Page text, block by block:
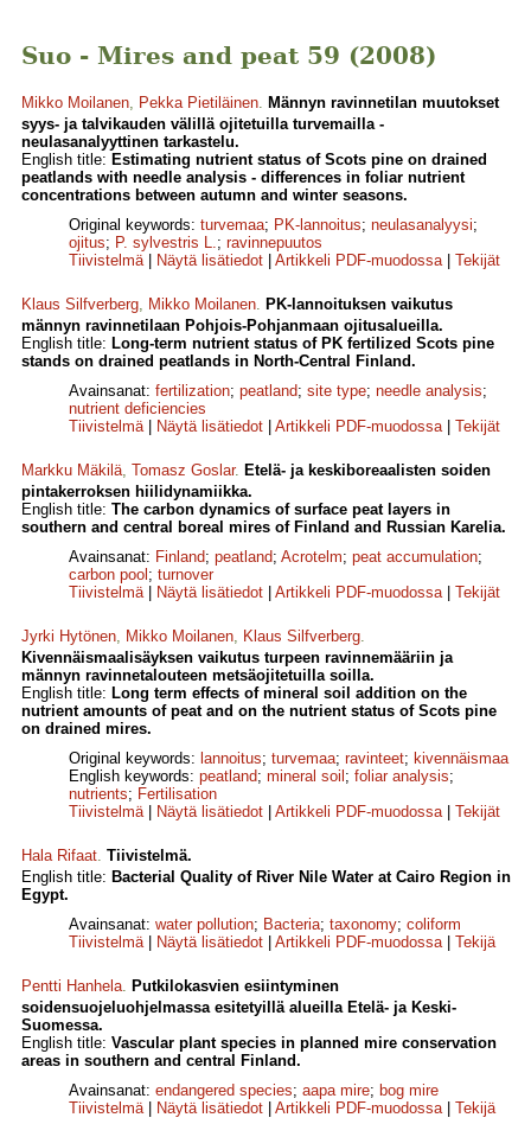
Suo - Mires and peat 59 (2008)
Mikko Moilanen, Pekka Pietiläinen. Männyn ravinnetilan muutokset
syys- ja talvikauden välillä ojitetuilla turvemailla -
neulasanalyyttinen tarkastelu.
English title: Estimating nutrient status of Scots pine on drained
peatlands with needle analysis - differences in foliar nutrient
concentrations between autumn and winter seasons.
Original keywords: turvemaa; PK-lannoitus; neulasanalyysi;
ojitus; P. sylvestris L.; ravinnepuutos
Tiivistelmä| Näytä lisätiedot Artikkeli PDF-muodossa| Tekijät
Klaus Silfverberg, Mikko Moilanen. PK-lannoituksen vaikutus
männyn ravinnetilaan Pohjois-Pohjanmaan ojitusalueilla.
English title: Long-term nutrient status of PK fertilized Scots pine
stands on drained peatlands in North-Central Finland.
Avainsanat: fertilization; peatland; site type; needle analysis;
nutrient deficiencies
Tiivistelmä| Näytä lisätiedot Artikkeli PDF-muodossa| Tekijät
Markku Mäkilä, Tomasz Goslar. Etelä- ja keskiboreaalisten soiden
pintakerroksen hiilidynamiikka.
English title: The carbon dynamics of surface peat layers in
southern and central boreal mires of Finland and Russian Karelia.
Avainsanat: Finland; peatland; Acrotelm; peat accumulation;
carbon pool ; turnover
Tiivistelmä| Näytä lisätiedot Artikkeli PDF-muodossa| Tekijät
Jyrki Hytönen, Mikko Moilanen, Klaus Silfverberg.
Kivennäismaalisäyksen vaikutus turpeen ravinnemääriin ja
männyn ravinnetalouteen metsäojitetuilla soilla.
English title: Long term effects of mineral soil addition on the
nutrient amounts of peat and on the nutrient status of Scots pine
on drained mires.
Original keywords: lannoitus; turvemaa; ravinteet; kivennäismaa
English keywords: peatland; mineral soil ; foliar analysis;
nutrients; Fertilisation
Tiivistelmä| Näytä lisätiedot Artikkeli PDF-muodossa| Tekijät
Hala Rifaat. Tiivistelmä.
English title: Bacterial Quality of River Nile Water at Cairo Region in
Egypt.
Avainsanat: water pollution; Bacteria; taxonomy; coliform
Tiivistelmä| Näytä lisätiedot Artikkeli PDF-muodossa| Tekijä
Pentti Hanhela. Putkilokasvien esiintyminen
soidensuojeluohjelmassa esitetyillä alueilla Etelä- ja Keski-
Suomessa.
English title: Vascular plant species in planned mire conservation
areas in southern and central Finland.
Avainsanat: endangered species; aapa mire; bog mire
Tiivistelmä| Näytä lisätiedot Artikkeli PDF-muodossa| Tekijä